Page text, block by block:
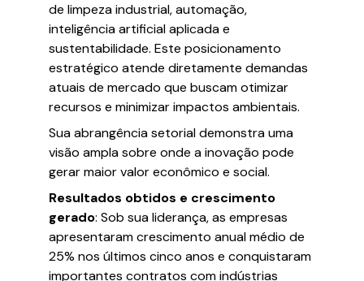
de limpeza industrial, automação,
inteligência artificial aplicada e
sustentabilidade. Este posicionamento
estratégico atende diretamente demandas
atuais de mercado que buscam otimizar
recursos e minimizar impactos ambientais.
Sua abrangência setorial demonstra uma
visão ampla sobre onde a inovação pode
gerar maior valor econômico e social.
Resultados obtidos e crescimento
gerado: Sob sua liderança, as empresas
apresentaram crescimento anual médio de
25% nos últimos cinco anos e conquistaram
importantes contratos com indústrias